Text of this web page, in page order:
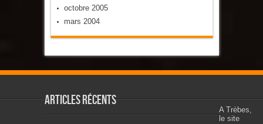
octobre 2005
mars 2004
Articles récents
A Trèbes,
le site